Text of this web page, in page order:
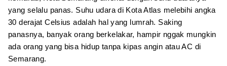
yang selalu panas. Suhu udara di Kota Atlas melebihi angka
30 derajat Celsius adalah hal yang lumrah. Saking
panasnya, banyak orang berkelakar, hampir nggak mungkin
ada orang yang bisa hidup tanpa kipas angin atau AC di
Semarang.